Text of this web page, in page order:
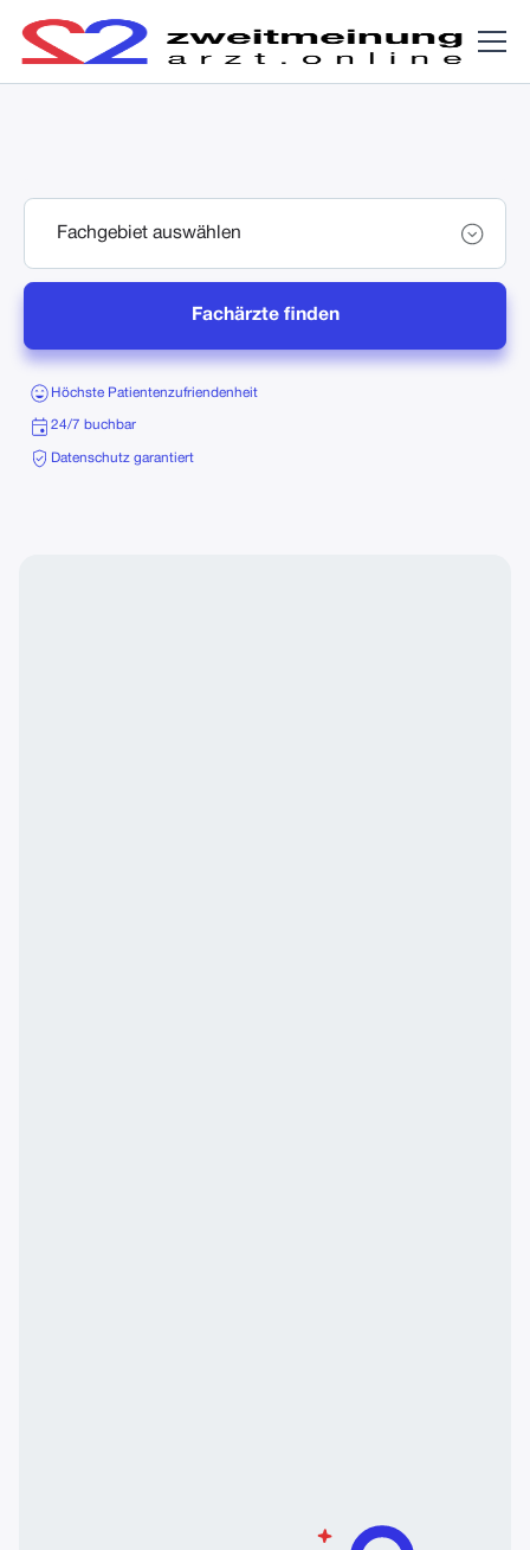
Fachärzte finden
Höchste Patientenzufriendenheit
24/7 buchbar
Datenschutz garantiert